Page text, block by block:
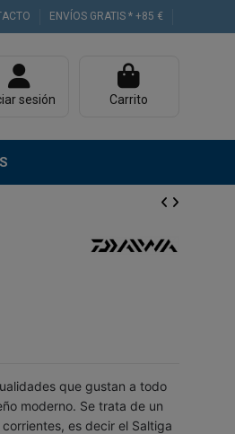
ENVÍOS GRATIS * +85 €
sesión Carrito
que gustan a todo
moderno. Se trata de un
es decir el Saltiga